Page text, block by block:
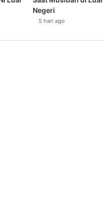
Negeri
5 hari ago